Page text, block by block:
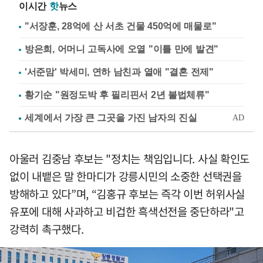
이시간 핫뉴스
"서장훈, 28억에 산 서초 건물 450억에 매물로"
방은희, 어머니 고독사에 오열 "이틀 만에 발견"
'서준맘' 박세미, 연하 남친과 열애 "결혼 전제"
황기순 "원정도박 후 필리핀서 2년 불법체류"
아울러 김중남 후보는 "정치는 책임입니다. 사실 확인도
없이 내뱉은 말 한마디가 강릉시민의 소중한 선택권을
방해하고 있다”며, “김홍규 후보는 즉각 이번 허위사실
유포에 대해 사과하고 비겁한 흑색선전을 중단하라"고
강력히 촉구했다.